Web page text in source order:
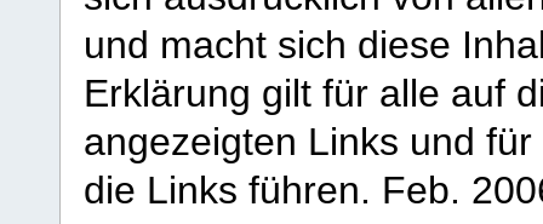
und macht sich diese
Erklärung gilt für alle auf
angezeigten Links und
die Links führen. Feb.